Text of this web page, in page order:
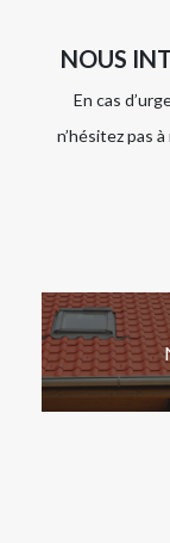
NOUS
En cas
n’hésitez pas